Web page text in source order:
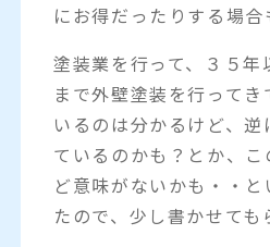
にお得だったりする場合
塗装業を行って、３５年
まで外壁塗装を行って
いるのは分かるけど、逆
ているのかも？とか、
ど意味がないかも・・
たので、少し書かせても